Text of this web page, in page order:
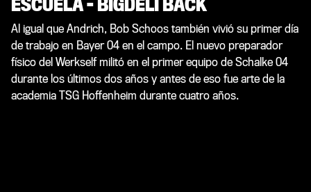
ESCUELA - BIGDELI BACK
Al igual que Andrich, Bob Schoos también vivió su primer día
de trabajo en Bayer 04 en el campo. El nuevo preparador
físico del Werkself militó en el primer equipo de Schalke 04
durante los últimos dos años y antes de eso fue arte de la
academia TSG Hoffenheim durante cuatro años.